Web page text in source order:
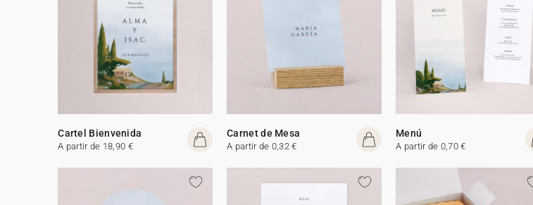
Cartel Bienvenida
A partir de 18,90 €
Carnet de Mesa
A partir de 0,32 €
Menú
A partir de 0,70 €